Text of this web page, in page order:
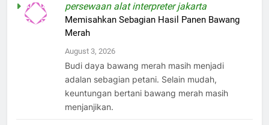
persewaan alat interpreter jakarta
Memisahkan Sebagian Hasil Panen Bawang
Merah
August 3, 2026
Budi daya bawang merah masih menjadi
adalan sebagian petani. Selain mudah,
keuntungan bertani bawang merah masih
menjanjikan.